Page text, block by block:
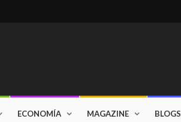
ECONOMÍA MAGAZINE BLOGS